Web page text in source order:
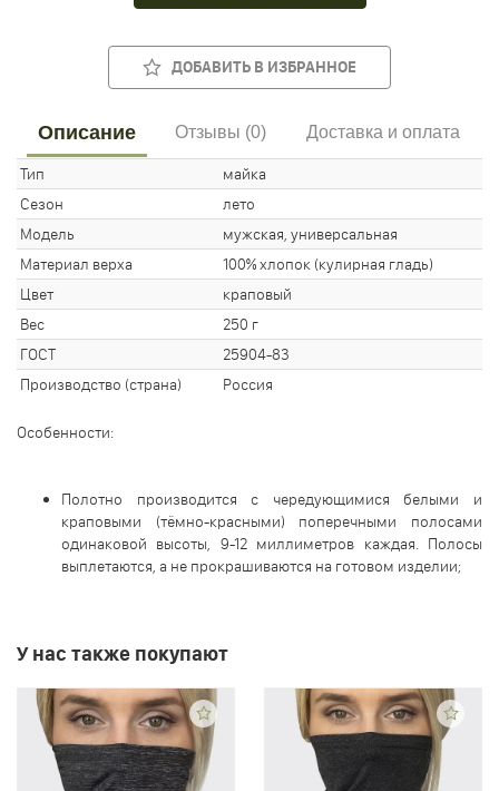
ДОБАВИТЬ В ИЗБРАННОЕ
Описание Отзывы (0) Доставка и оплата
Тип
майка
Сезон
лето
Модель
мужская, универсальная
Материал верха
100% хлопок (кулирная гладь)
Цвет
краповый
Вес
250 г
ГОСТ
25904-83
Производство (страна)
Россия
Особенности:
Полотно производится с чередующимися белыми и
краповыми (тёмно-красными) поперечными полосами
одинаковой высоты, 9-12 миллиметров каждая. Полосы
выплетаются, а не прокрашиваются на готовом изделии;
У нас также покупают